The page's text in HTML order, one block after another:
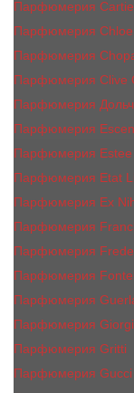
Парфюмерия
Парфюмерия Chloe
Парфюмерия
Парфюмерия Clive
Парфюмерия
Парфюмерия
Парфюмерия Estee
Парфюмерия Etat
Парфюмерия Ex
Парфюмерия
Парфюмерия
Парфюмерия
Парфюмерия
Парфюмерия
Парфюмерия Gritti
Парфюмерия Gucci